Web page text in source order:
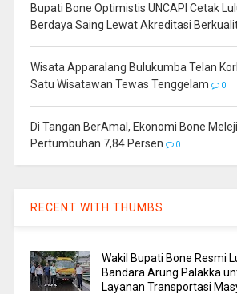
Bupati Bone Optimistis UNCAPI Cetak
Berdaya Saing Lewat Akreditasi
Wisata Apparalang Bulukumba Telan
Satu Wisatawan Tewas Tenggelam
0
Di Tangan BerAmal, Ekonomi Bone
Pertumbuhan 7,84 Persen
0
RECENT WITH THUMBS
Wakil Bupati Bone Resmi
Bandara Arung Palakka
Layanan Transportasi